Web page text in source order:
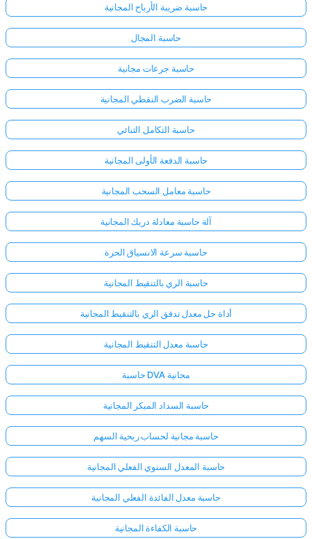
هنا!
الدعم:
حاسبة ضريبة الأرباح المجانية
حاسبة المجال
حاسبة جرعات مجانية
حاسبة الضرب النقطي المجانية
حاسبة التكامل الثنائي
حاسبة الدفعة الأولى المجانية
حاسبة معامل السحب المجانية
آلة حاسبة معادلة دريك المجانية
حاسبة سرعة الانسياق الحرة
حاسبة الري بالتنقيط المجانية
أداة حل معدل تدفق الري بالتنقيط المجانية
حاسبة معدل التنقيط المجانية
حاسبة DVA مجانية
حاسبة السداد المبكر المجانية
حاسبة مجانية لحساب ربحية السهم
حاسبة المعدل السنوي الفعلي المجانية
حاسبة معدل الفائدة الفعلي المجانية
حاسبة الكفاءة المجانية